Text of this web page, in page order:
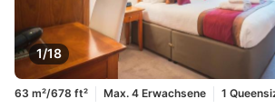
1/18
63 m²/678 ft² Max. 4 Erwachsene
1